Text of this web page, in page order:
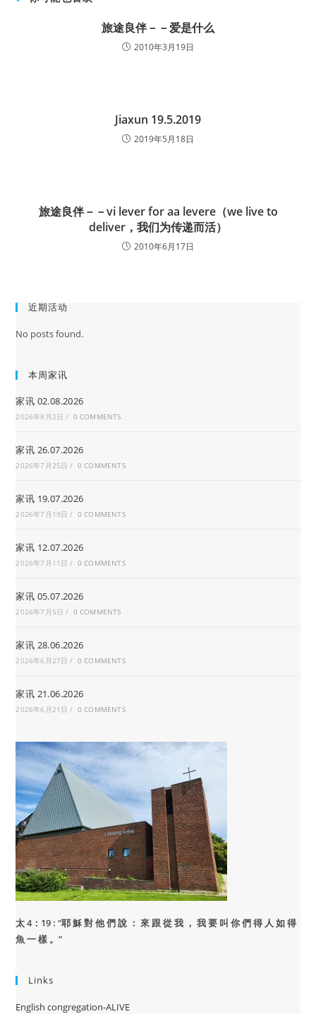
旅途良伴－－爱是什么
2010年3月19日
Jiaxun 19.5.2019
2019年5月18日
旅途良伴－－vi lever for aa levere（we live to
deliver，我们为传递而活）
2010年6月17日
近期活动
No posts found.
本周家讯
家讯 02.08.2026
2026年8月2日 / 0 COMMENTS
家讯 26.07.2026
2026年7月25日 / 0 COMMENTS
家讯 19.07.2026
2026年7月19日 / 0 COMMENTS
家讯 12.07.2026
2026年7月11日 / 0 COMMENTS
家讯 05.07.2026
2026年7月5日 / 0 COMMENTS
家讯 28.06.2026
2026年6月27日 / 0 COMMENTS
家讯 21.06.2026
2026年6月21日 / 0 COMMENTS
太 4：19 : “耶 穌 對 他 們 說 ： 來 跟 從 我 ， 我 要 叫 你 們 得 人 如 得
魚 一 樣 。”
Links
English congregation-ALIVE